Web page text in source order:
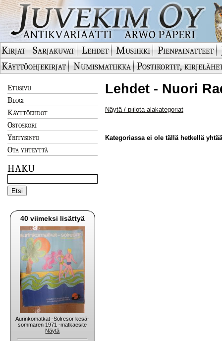
Kirjat Sarjakuvat Lehdet Musiikki Pienpainatteet
Käyttöohjekirjat
Numismatiikka Postikortit,
Etusivu
Blogi
Käyttöehdot
Ostoskori
Yritysinfo
Ota yhteyttä
HAKU
40 viimeksi lisättyä
Aurinkomatkat -Solresor kesä-
sommaren 1971 -matkaesite
Näytä
Lehdet - Nuori
Näytä / piilota alakategoriat
Kategoriassa ei ole tällä hetkellä